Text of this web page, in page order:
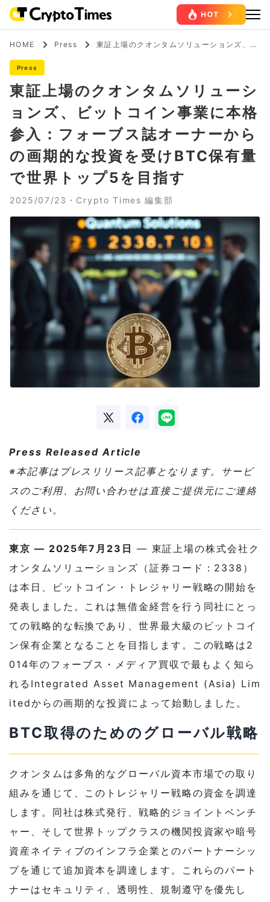
HOME Press
東証上場のクオンタムソリューションズ、ビ
Press
東証上場のクオンタムソリューシ
ョンズ、ビットコイン事業に本格
参入：フォーブス誌オーナーから
の画期的な投資を受けBTC保有量
で世界トップ5を目指す
2025/07/23・ Crypto Times 編集部
Press Released Article
※本記事はプレスリリース記事となります。サービ
スのご利用、お問い合わせは直接ご提供元にご連絡
ください。
東京 — 2025年7月23日 — 東証上場の株式会社ク
オンタムソリューションズ（証券コード：2338）
は本日、ビットコイン・トレジャリー戦略の開始を
発表しました。これは無借金経営を行う同社にとっ
ての戦略的な転換であり、世界最大級のビットコイ
ン保有企業となることを目指します。この戦略は2
014年のフォーブス・メディア買収で最もよく知ら
れるIntegrated Asset Management (Asia) Lim
itedからの画期的な投資によって始動しました。
BTC取得のためのグローバル戦略
クオンタムは多角的なグローバル資本市場での取り
組みを通じて、このトレジャリー戦略の資金を調達
します。同社は株式発行、戦略的ジョイントベンチ
ャー、そして世界トップクラスの機関投資家や暗号
資産ネイティブのインフラ企業とのパートナーシッ
プを通じて追加資本を調達します。これらのパート
ナーはセキュリティ、透明性、規制遵守を優先し